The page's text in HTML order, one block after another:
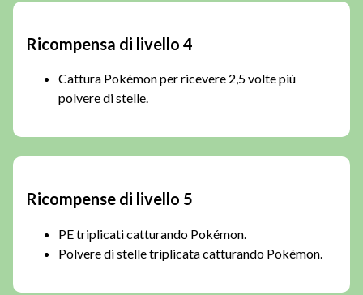
Ricompensa di livello 4
Cattura Pokémon per ricevere 2,5 volte più
polvere di stelle.
Ricompense di livello 5
PE triplicati catturando Pokémon.
Polvere di stelle triplicata catturando Pokémon.